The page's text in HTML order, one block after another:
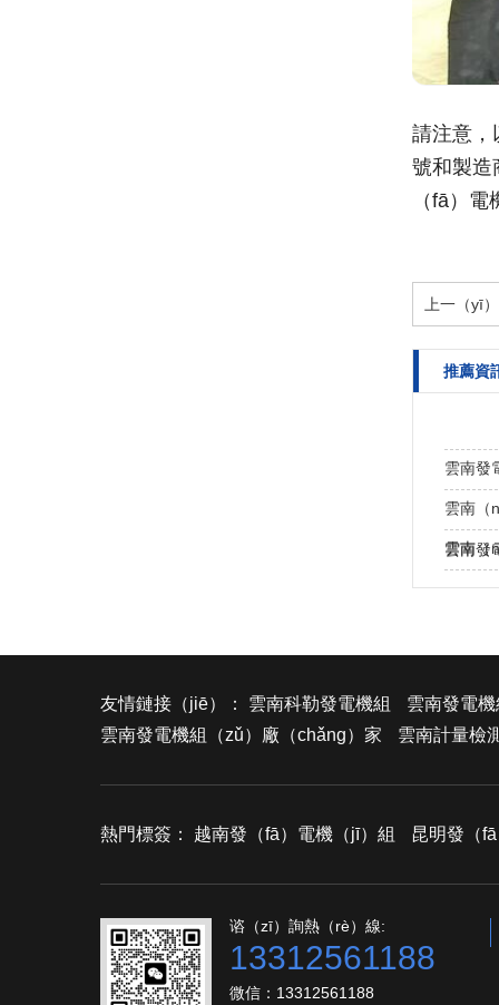
請注意，
號和製造
（fā）
上一（yī
推薦資
雲南發
雲南（
（zhù
雲南（
雲南發
友情鏈接（jiē）： 雲南科勒發電機組
雲南發電機
雲南發電機組（zǔ）廠（chǎng）家
雲南計量檢
熱門標簽： 越南發（fā）電機（jī）組 昆明發（
谘（zī）詢熱（rè）線:
13312561188
微信：13312561188